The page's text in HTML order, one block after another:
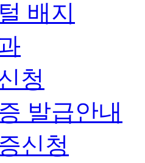
배지
청
발급안내
신청